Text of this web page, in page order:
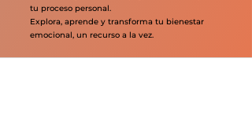
convierta en un espacio de consulta
permanente, donde puedas aprender,
reflexionar y encontrar apoyo en cada etapa de
Explora, aprende y transforma tu bienestar